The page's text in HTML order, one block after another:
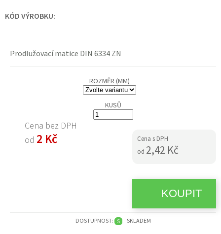
KÓD VÝROBKU:
Prodlužovací matice DIN 6334 ZN
ROZMĚR (MM)
KUSŮ
Cena bez DPH
od 2 Kč
Cena s DPH
od 2,42 Kč
DOSTUPNOST: S SKLADEM